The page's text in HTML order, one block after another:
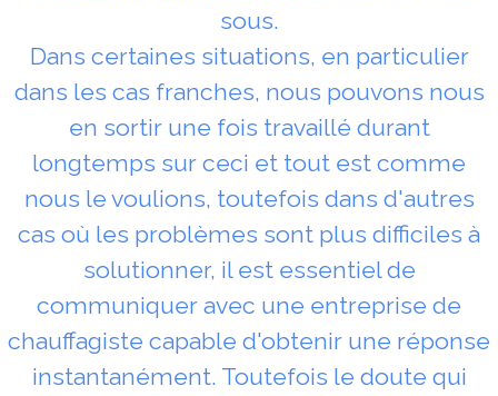
sous.
Dans certaines situations, en particulier
dans les cas franches, nous pouvons nous
en sortir une fois travaillé durant
longtemps sur ceci et tout est comme
nous le voulions, toutefois dans d'autres
cas où les problèmes sont plus difficiles à
solutionner, il est essentiel de
communiquer avec une entreprise de
chauffagiste capable d'obtenir une réponse
instantanément. Toutefois le doute qui